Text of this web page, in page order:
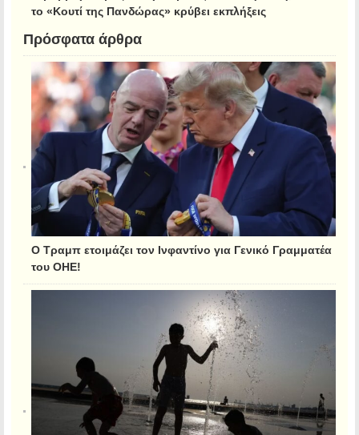
το «Κουτί της Πανδώρας» κρύβει εκπλήξεις
Πρόσφατα άρθρα
Ο Τραμπ ετοιμάζει τον Ινφαντίνο για Γενικό Γραμματέα
του ΟΗΕ!